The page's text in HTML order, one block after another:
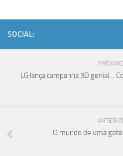
SOCIAL:
LG lança campanha 3D genial…
O mundo de uma gota